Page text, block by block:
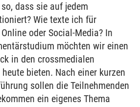
dass sie auf jedem
Wie texte ich für
oder Social-Media? In
möchten wir einen
in den crossmedialen
bieten. Nach einer kurzen
sollen die Teilnehmenden
ein eigenes Thema